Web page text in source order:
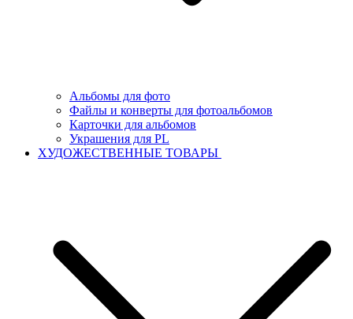
Альбомы для фото
Файлы и конверты для фотоальбомов
Карточки для альбомов
Украшения для PL
ХУДОЖЕСТВЕННЫЕ ТОВАРЫ